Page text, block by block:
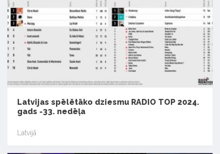
Latvijas spēlētāko dziesmu RADIO TOP 2024.
gads -33. nedēļa
Latvijā